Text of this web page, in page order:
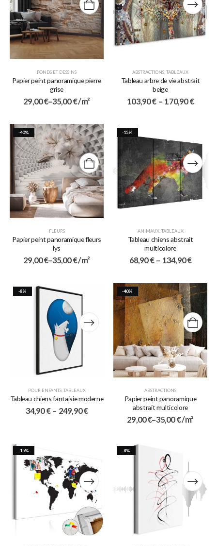
FONDS ET DESSINS
Papier peint panoramique pierre
grise
29,00€–35,00€/ m²
ABSTRACTIONS TABLEAUX
Tableau arbre de vie abstrait
beige
103,90€ – 170,90€
-40%
FLEURS
Papier peint panoramique fleurs
lys
29,00€–35,00€/ m²
-15%
ANIMAUX, TABLEAUX
Tableau chiens abstrait
multicolore
68,90€ – 134,90€
-8%
POUR ENFANTS, TABLEAUX
Tableau chiens fantaisie moderne
34,90€ – 249,90€
-40%
ABSTRACTIONS
Papier peint panoramique
abstrait multicolore
29,00€–35,00€/ m²
-15% -8%